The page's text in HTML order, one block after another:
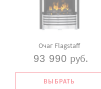
Очаг Flagstaff
93 990 руб.
ВЫБРАТЬ